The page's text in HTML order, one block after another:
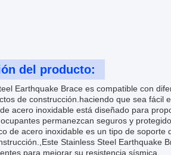
del producto:
Earthquake Brace es compatible con
de construcción.haciendo que sea fácil
acero inoxidable está diseñado para
permanezcan seguros y
de acero inoxidable es un tipo de
Stainless Steel Earthquake
para mejorar su resistencia sísmica.